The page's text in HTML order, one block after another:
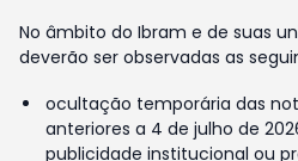
No âmbito do Ibram e de suas
deverão ser observadas as
ocultação temporária das
anteriores a 4 de julho de
publicidade institucional ou